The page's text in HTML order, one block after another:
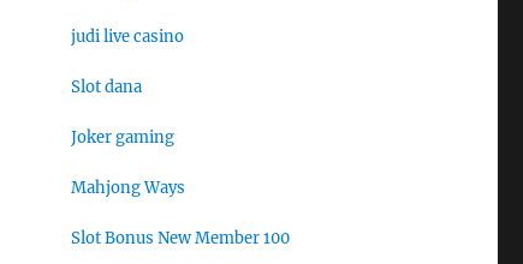
judi live casino
Slot dana
Joker gaming
Mahjong Ways
Slot Bonus New Member 100